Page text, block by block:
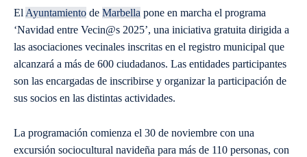
El Ayuntamiento de Marbella pone en marcha el programa
‘Navidad entre Vecin@s 2025’, una iniciativa gratuita dirigida a
las asociaciones vecinales inscritas en el registro municipal que
alcanzará a más de 600 ciudadanos. Las entidades participantes
son las encargadas de inscribirse y organizar la participación de
sus socios en las distintas actividades.
La programación comienza el 30 de noviembre con una
excursión sociocultural navideña para más de 110 personas, con